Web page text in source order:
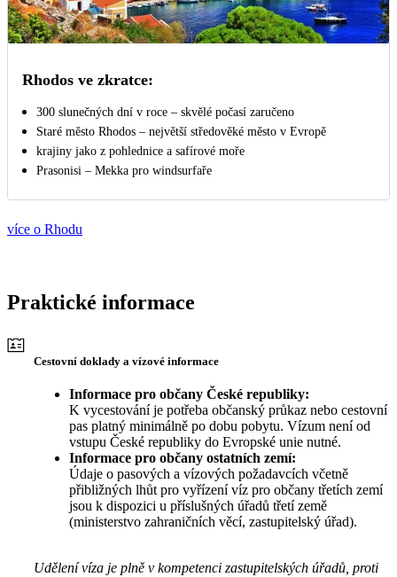
Rhodos ve zkratce:
300 slunečných dní v roce – skvělé počasí zaručeno
Staré město Rhodos – největší středověké město v Evropě
krajiny jako z pohlednice a safírové moře
Prasonisi – Mekka pro windsurfaře
více o Rhodu
Praktické informace
Cestovní doklady a vízové informace
Informace pro občany České republiky:
K vycestování je potřeba občanský průkaz nebo cestovní
pas platný minimálně po dobu pobytu. Vízum není od
vstupu České republiky do Evropské unie nutné.
Informace pro občany ostatních zemí:
Údaje o pasových a vízových požadavcích včetně
přibližných lhůt pro vyřízení víz pro občany třetích zemí
jsou k dispozici u příslušných úřadů třetí země
(ministerstvo zahraničních věcí, zastupitelský úřad).
Udělení víza je plně v kompetenci zastupitelských úřadů, proti